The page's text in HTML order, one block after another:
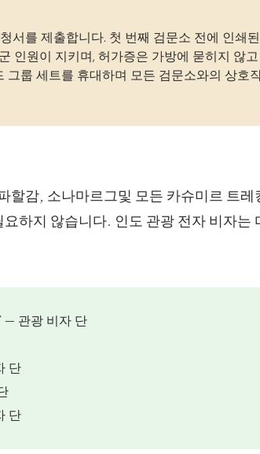
서를 제출합니다. 첫 번째 검문소 전에 인쇄
인원이 지키며, 허가증은 가방에 묻히지 않
그룹 세트를 휴대하며 모든 검문소와의 상호
감, 소나마르그및 모든 카슈미르 트레
하지 않습니다. 인도 관광 전자 비자는
— 관광 비자 단
단
단